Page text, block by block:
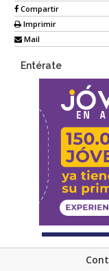
Compartir
Imprimir
Mail
Entérate